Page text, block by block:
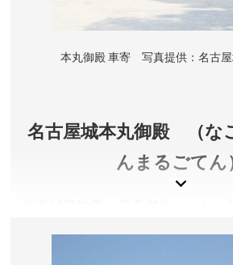
アクセス／名城線 市役所駅(7番出
詳しくは公式サイトをご確認くださ
所在地／愛知県名古屋市中区本丸
本丸御殿 車寄 写真提供：名古
名古屋城本丸御殿 （な
んまるごてん
り進められた復元工事が完了し、